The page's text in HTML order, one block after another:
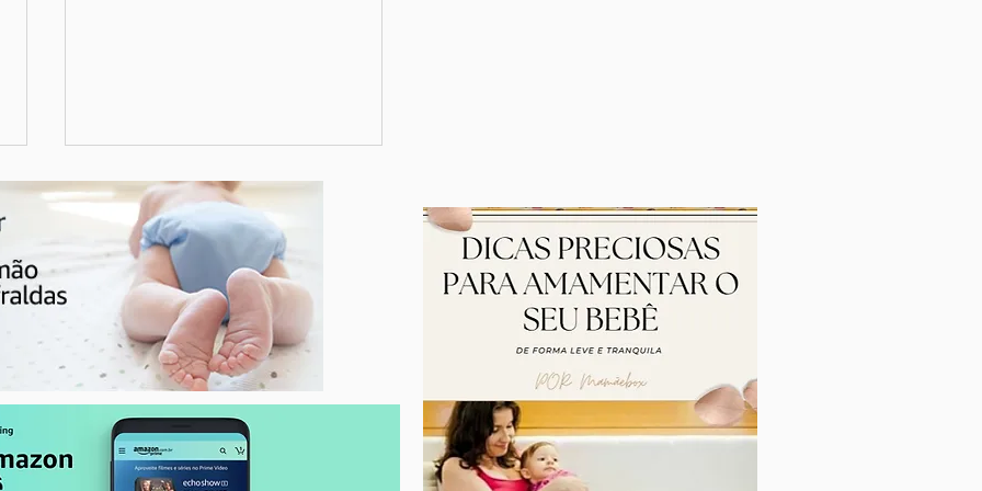
Seu mamilo rachou? Cuidados
essenciais durante a
amamentação